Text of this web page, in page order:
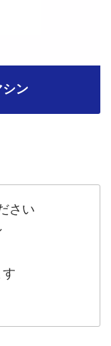
シン
さい
す